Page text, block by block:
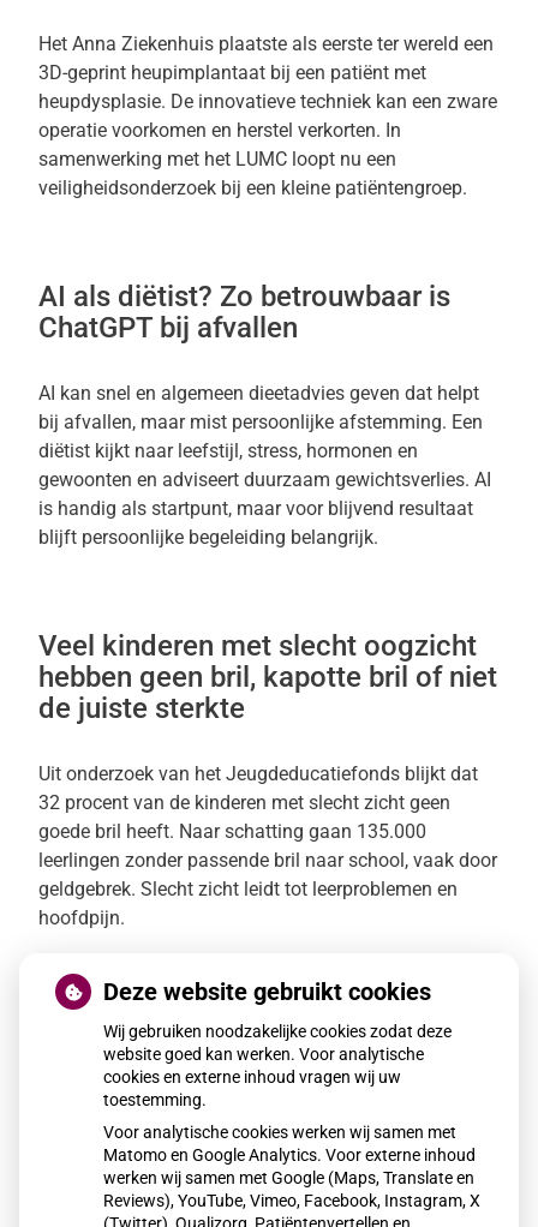
Het Anna Ziekenhuis plaatste als eerste ter wereld een
3D-geprint heupimplantaat bij een patiënt met
heupdysplasie. De innovatieve techniek kan een zware
operatie voorkomen en herstel verkorten. In
samenwerking met het LUMC loopt nu een
veiligheidsonderzoek bij een kleine patiëntengroep.
AI als diëtist? Zo betrouwbaar is
ChatGPT bij afvallen
AI kan snel en algemeen dieetadvies geven dat helpt
bij afvallen, maar mist persoonlijke afstemming. Een
diëtist kijkt naar leefstijl, stress, hormonen en
gewoonten en adviseert duurzaam gewichtsverlies. AI
is handig als startpunt, maar voor blijvend resultaat
blijft persoonlijke begeleiding belangrijk.
Veel kinderen met slecht oogzicht
hebben geen bril, kapotte bril of niet
de juiste sterkte
Uit onderzoek van het Jeugdeducatiefonds blijkt dat
32 procent van de kinderen met slecht zicht geen
goede bril heeft. Naar schatting gaan 135.000
leerlingen zonder passende bril naar school, vaak door
geldgebrek. Slecht zicht leidt tot leerproblemen en
hoofdpijn.
Spoedeisende hulp zag dit
weekend meer mensen met heup-
en polsbreuken binnenkomen
Door de gladheid was het afgelopen weekend extra
druk op spoedeisende hulpen. Ziekenhuizen zagen
vooral meer ouderen met heup- en polsbreuken na
Deze website gebruikt cookies
Wij gebruiken noodzakelijke cookies zodat deze
website goed kan werken. Voor analytische
cookies en externe inhoud vragen wij uw
toestemming.
Voor analytische cookies werken wij samen met
Matomo en Google Analytics. Voor externe inhoud
werken wij samen met Google (Maps, Translate en
Reviews), YouTube, Vimeo, Facebook, Instagram, X